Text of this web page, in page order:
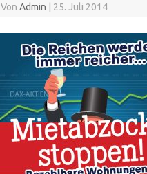
VonAdmin 25. Juli 2014